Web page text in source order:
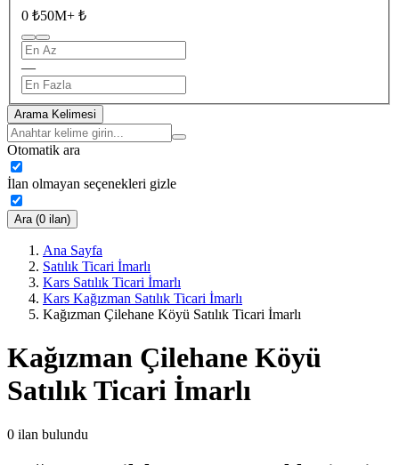
0 ₺50M+ ₺
—
Arama Kelimesi
Otomatik ara
İlan olmayan seçenekleri gizle
Ara (0 ilan)
Ana Sayfa
Satılık Ticari İmarlı
Kars Satılık Ticari İmarlı
Kars Kağızman Satılık Ticari İmarlı
Kağızman Çilehane Köyü Satılık Ticari İmarlı
Kağızman Çilehane Köyü
Satılık Ticari İmarlı
0 ilan bulundu